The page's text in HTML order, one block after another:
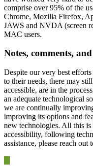
comprise over 95% of the
Chrome, Mozilla Firefox,
JAWS and NVDA (screen
MAC users.
Notes, comments,
Despite our very best
to their needs, there may
accessible, are in the
an adequate technological
we are continually
improving its options and
new technologies. All this
accessibility, following
assistance, please reach out